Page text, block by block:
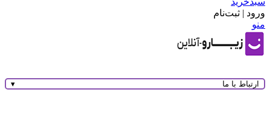
ورود | ثبت‌نام
منو
ارتباط با ما ▾